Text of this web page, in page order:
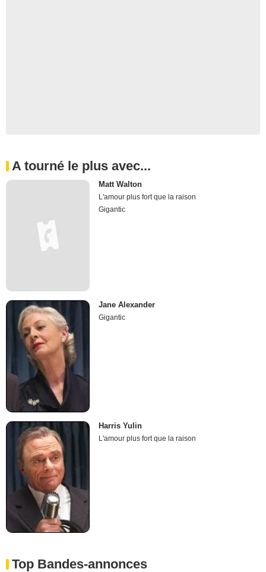
A tourné le plus avec...
Matt Walton
L'amour plus fort que la raison
Gigantic
Jane Alexander
Gigantic
Harris Yulin
L'amour plus fort que la raison
Top Bandes-annonces